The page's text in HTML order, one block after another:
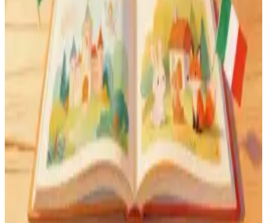
voz profesional. Lo recibirás en MP3 para escucharlo cuando
PDF al instante o libro físico
Descarga en PDF en segundos, o pide un libro impreso de calidad
profesional que durará para siempre.
Ver el libro físico
Para todas las edades
Cuentos infantiles, educativos alineados con el currículo escolar,
historias para parejas y regalos para amigos.
Edita cuando quieras
¿Quieres cambiar algo? Modifica ilustraciones, texto o personajes
sin empezar de cero.